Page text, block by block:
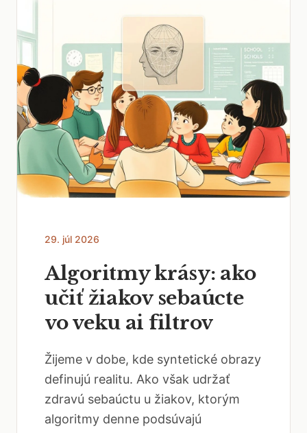
29. júl 2026
Algoritmy krásy: ako
učiť žiakov sebaúcte
vo veku ai filtrov
Žijeme v dobe, kde syntetické obrazy
definujú realitu. Ako však udržať
zdravú sebaúctu u žiakov, ktorým
algoritmy denne podsúvajú